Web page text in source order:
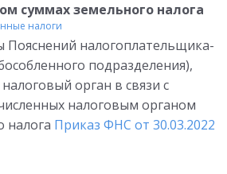
суммах земельного налога
налоги
налогоплательщика-
подразделения),
орган в связи с
налоговым органом
налога Приказ ФНС от 30.03.2022